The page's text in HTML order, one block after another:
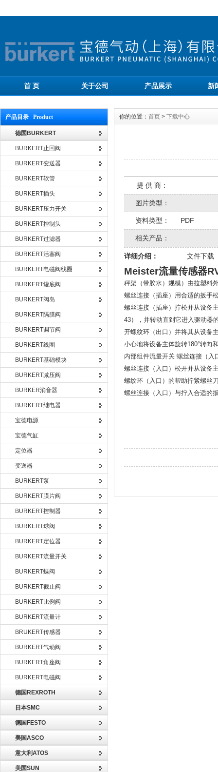
首 页 关于公司 产品展示 新
产品目录 Product
德国BURKERT
BURKERT止回阀
BURKERT变送器
BURKERT软管
BURKERT插头
BURKERT压力开关
BURKERT控制头
BURKERT过滤器
BURKERT活塞阀
BURKERT电磁阀线圈
BURKERT罐底阀
BURKERT阀岛
BURKERT隔膜阀
BURKERT调节阀
BURKERT线圈
BURKERT基础模块
BURKERT减压阀
BURKER消音器
BURKERT继电器
宝德电源
宝德气缸
定位器
变送器
BURKERT泵
BURKERT膜片阀
BURKERT控制器
BURKERT球阀
BURKERT定位器
BURKERT流量开关
BURKERT蝶阀
BURKERT截止阀
BURKERT比例阀
BURKERT流量计
BRUKERT传感器
BURKERT气动阀
BURKERT角座阀
BURKERT电磁阀
德国REXROTH
日本SMC
德国FESTO
美国ASCO
意大利ATOS
美国SUN
你的位置： 首页 > 下载中心
提 供 商：
图片类型：
资料类型： PDF
相关产品：
详细介绍： 文件下载
Meister流量传感器
秤架（带胶水）规模）由拉塑料
螺丝连接（插座）用合适的扳手
螺丝连接（插座）拧松并从设备
43），并转动直到它进入驱动器
开螺纹环（出口）并将其从设备
小心地将设备主体旋转180°转向
内部组件流量开关 螺丝连接（入
螺丝连接（入口）松开并从设备
螺纹环（入口）的帮助拧紧螺丝
螺丝连接（入口）与拧入合适的